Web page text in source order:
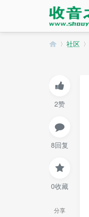
收
音
»
社区
2赞
8回复
0收藏
分享